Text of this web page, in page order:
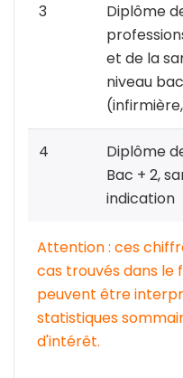
3
Diplôme
et de la
niveau
4
Diplôme
Bac + 2,
indication
Attention : ces
cas trouvés dans le
peuvent être
statistiques
d'intérêt.